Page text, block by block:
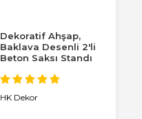
Dekoratif Ahşap,
Baklava Desenli 2'li
Beton Saksı Standı
HK Dekor